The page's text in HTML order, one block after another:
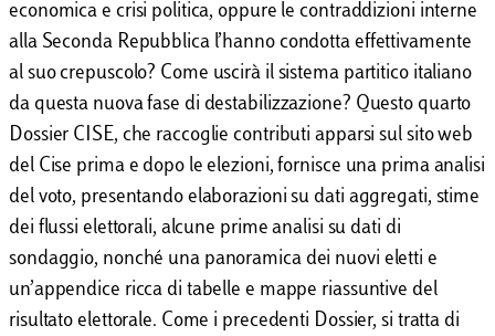
economica e crisi politica, oppure le contraddizioni interne
alla Seconda Repubblica l’hanno condotta effettivamente
al suo crepuscolo? Come uscirà il sistema partitico italiano
da questa nuova fase di destabilizzazione? Questo quarto
Dossier CISE, che raccoglie contributi apparsi sul sito web
del Cise prima e dopo le elezioni, fornisce una prima analisi
del voto, presentando elaborazioni su dati aggregati, stime
dei flussi elettorali, alcune prime analisi su dati di
sondaggio, nonché una panoramica dei nuovi eletti e
un’appendice ricca di tabelle e mappe riassuntive del
risultato elettorale. Come i precedenti Dossier, si tratta di